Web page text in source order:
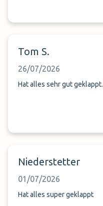
Tom S.
26/07/2026
Hat alles sehr gut geklappt.
Niederstetter
01/07/2026
Hat alles super geklappt